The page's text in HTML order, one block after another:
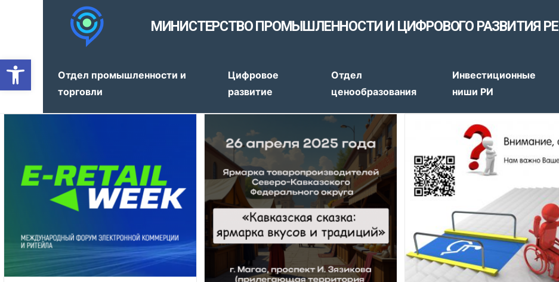
Открыть панель инструментов
МИНИСТЕРСТВО ПРОМЫШЛЕННОСТИ И ЦИФРОВОГО РАЗВИТИЯ
Отдел промышленности и
торговли
Цифровое
развитие
Отдел
ценообразования
Инвестиционные
ниши РИ